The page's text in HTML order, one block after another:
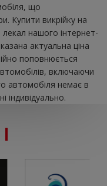
що
Купити викрійку на
нашого інтернет-
актуальна ціна
поповнюється
включаючи
автомобіля немає в
індивідуально.